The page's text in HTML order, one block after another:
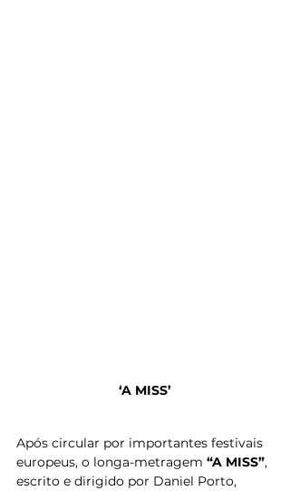
‘A MISS’
Após circular por importantes festivais
europeus, o longa-metragem “A MISS”,
escrito e dirigido por Daniel Porto,